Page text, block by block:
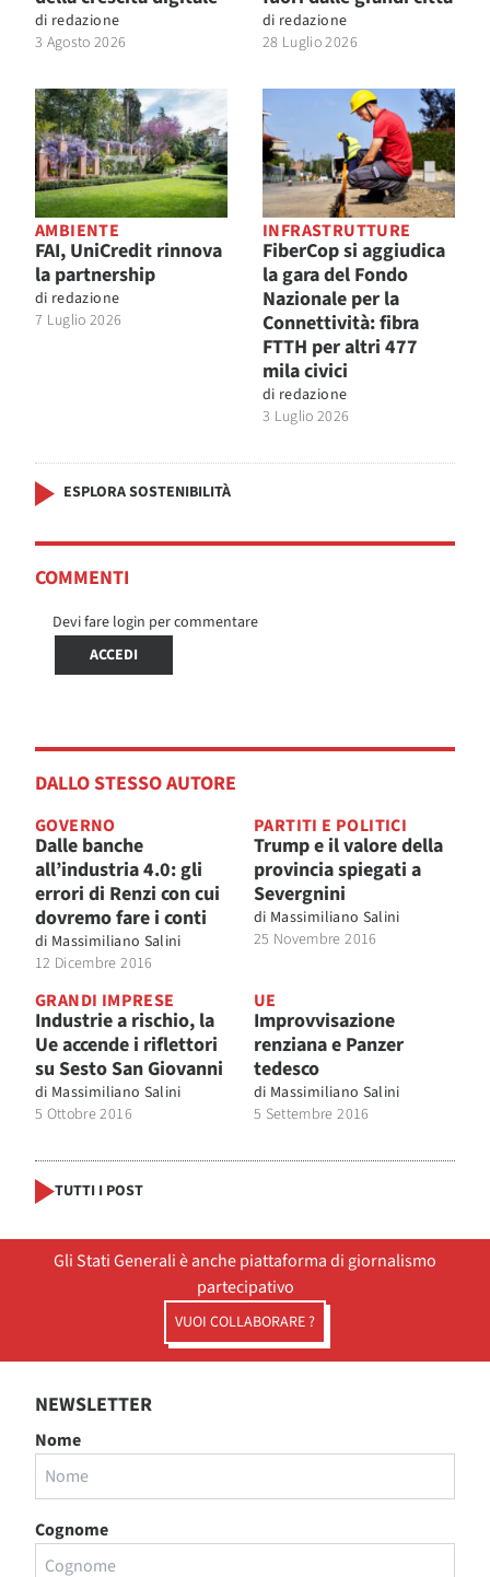
di redazione
3 Agosto 2026
di redazione
28 Luglio 2026
AMBIENTE
FAI, UniCredit rinnova
la partnership
di redazione
7 Luglio 2026
INFRASTRUTTURE
FiberCop si aggiudica
la gara del Fondo
Nazionale per la
Connettività: fibra
FTTH per altri 477
mila civici
di redazione
3 Luglio 2026
ESPLORA SOSTENIBILITÀ
COMMENTI
Devi fare login per commentare
ACCEDI
DALLO STESSO AUTORE
GOVERNO
Dalle banche
all’industria 4.0: gli
errori di Renzi con cui
dovremo fare i conti
di Massimiliano Salini
12 Dicembre 2016
PARTITI E POLITICI
Trump e il valore della
provincia spiegati a
Severgnini
di Massimiliano Salini
25 Novembre 2016
GRANDI IMPRESE
Industrie a rischio, la
Ue accende i riflettori
su Sesto San Giovanni
di Massimiliano Salini
5 Ottobre 2016
UE
Improvvisazione
renziana e Panzer
tedesco
di Massimiliano Salini
5 Settembre 2016
TUTTI I POST
Gli Stati Generali è anche piattaforma di giornalismo
partecipativo
VUOI COLLABORARE ?
NEWSLETTER
Nome
Cognome